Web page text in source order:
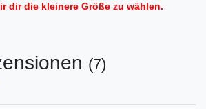
dir die kleinere Größe zu wählen.
(7)